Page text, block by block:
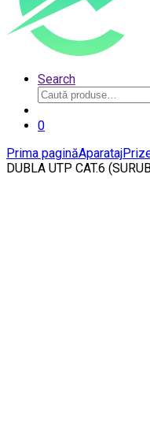
Search
Caută
după:
0
Prima paginăAparataj
DUBLA UTP CAT.6